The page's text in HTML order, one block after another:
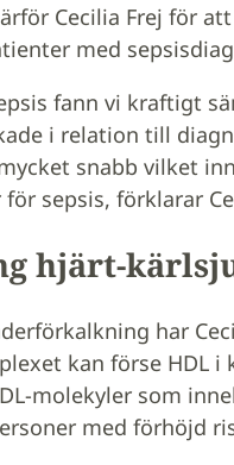
Cecilia Frej för
med
fann vi kraftigt
i relation till
snabb vilket
sepsis, förklarar
hjärt-
har
kan förse HDL
molekyler som
med förhöjd